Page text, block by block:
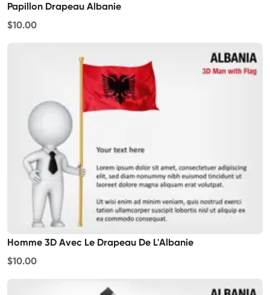
Papillon Drapeau Albanie
$10.00
Homme 3D Avec Le Drapeau De L'Albanie
$10.00